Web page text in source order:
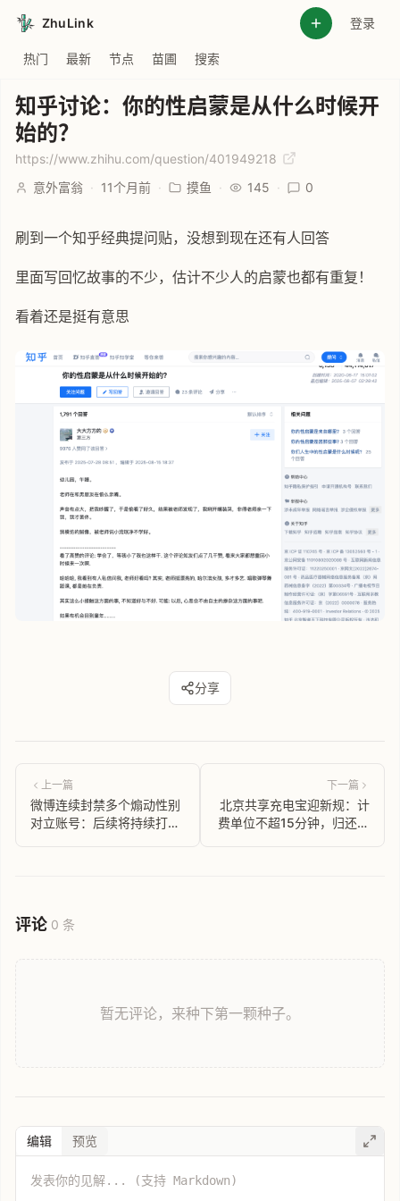
ZhuLink 登录
热门 最新 节点 苗圃 搜索
知乎讨论：你的性启蒙是从什么时候开
始的？
https://www.zhihu.com/question/401949218
意外富翁 · 11个月前 · 摸鱼 · 145 · 0
刷到一个知乎经典提问贴，没想到现在还有人回答
里面写回忆故事的不少，估计不少人的启蒙也都有重复！
看着还是挺有意思
分享
上一篇
微博连续封禁多个煽动性别
对立账号：后续将持续打击
下一篇
北京共享充电宝迎新规：计
费单位不超15分钟，归还难
评论 0 条
暂无评论，来种下第一颗种子。
编辑 预览